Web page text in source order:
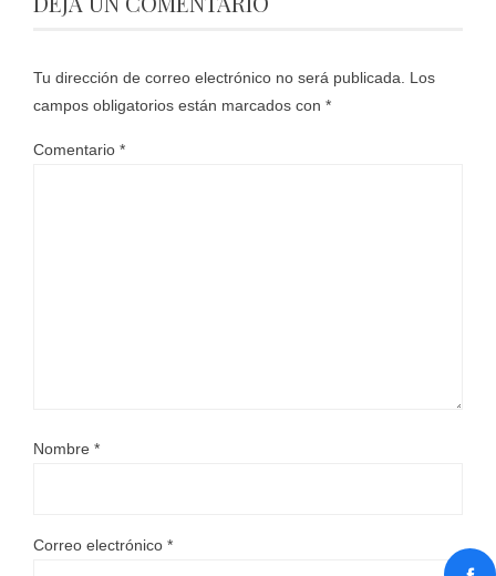
Tu dirección de correo electrónico no será publicada.
Los
campos obligatorios están marcados con *
Comentario *
Nombre *
Correo electrónico *